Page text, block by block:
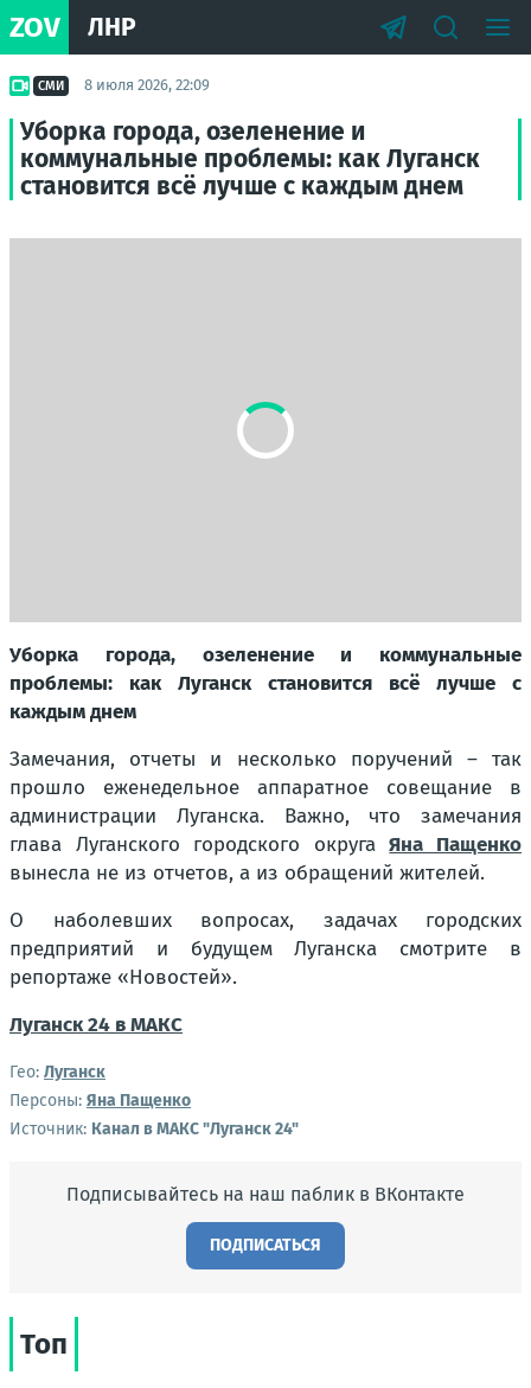
ZOV ЛНР
СМИ 8 июля 2026, 22:09
Уборка города, озеленение и
коммунальные проблемы: как Луганск
становится всё лучше с каждым днем
Уборка города, озеленение и коммунальные
проблемы: как Луганск становится всё лучше с
каждым днем
Замечания, отчеты и несколько поручений – так
прошло еженедельное аппаратное совещание в
администрации Луганска. Важно, что замечания
глава Луганского городского округаЯна Пащенко
вынесла не из отчетов, а из обращений жителей.
О наболевших вопросах, задачах городских
предприятий и будущем Луганска смотрите в
репортаже «Новостей».
Луганск 24 в МАКС
Гео: Луганск
Персоны: Яна Пащенко
Источник: Канал в МАКС "Луганск 24"
Подписывайтесь на наш паблик в ВКонтакте
ПОДПИСАТЬСЯ
Топ